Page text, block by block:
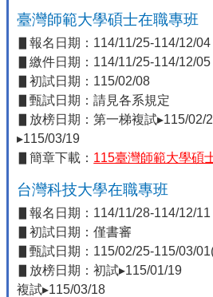
臺灣師範大學碩士在職專班
▋報名日期：114/11/25-114/12/04
▋繳件日期：114/11/25-114/12/05
▋初試日期：115/02/08
▋甄試日期：請見各系規定
▋放榜日期：第一梯複試▸115/02/
▸115/03/19
▋簡章下載： 115臺灣師範大學碩
台灣科技大學在職專班
▋報名日期：114/11/28-114/12/11
▋初試日期：僅書審
▋甄試日期：115/02/25-115/03/
▋放榜日期：初試▸115/01/19
複試▸115/03/18